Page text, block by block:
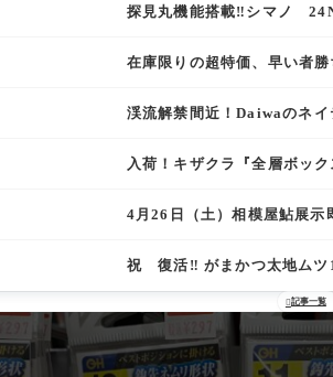
探見丸機能搭載‼︎シマノ
在庫限りの超特価、早い者
渓流解禁間近！Daiwaのネイ
入荷！キザクラ『全層ボック
4月26日（土）相模屋鮎展示
祝 復活‼︎ がまかつ太地ムツ
記事一覧